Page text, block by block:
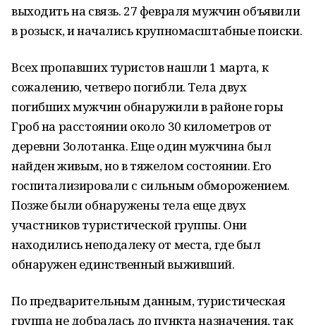
выходить на связь. 27 февраля мужчин объявили
в розыск, и начались крупномасштабные поиски.
Всех пропавших туристов нашли 1 марта, к
сожалению, четверо погибли. Тела двух
погибших мужчин обнаружили в районе горы
Гроб на расстоянии около 30 километров от
деревни Золотанка. Еще один мужчина был
найден живым, но в тяжелом состоянии. Его
госпитализировали с сильным обморожением.
Позже были обнаружены тела еще двух
участников туристической группы. Они
находились неподалеку от места, где был
обнаружен единственный выживший.
По предварительным данным, туристическая
группа не добралась до пункта назначения, так